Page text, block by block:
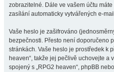
zobrazitelné. Dále ve vašem účtu
zasílání automaticky vytvářených e-
Vaše heslo je zašifrováno
bezpečnosti. Přesto není doporučeno
stránkách. Vaše heslo je prostředek k
heaven“, takže jej pečlivě uchovejte a
spojený s „RPG2 heaven“, phpBB